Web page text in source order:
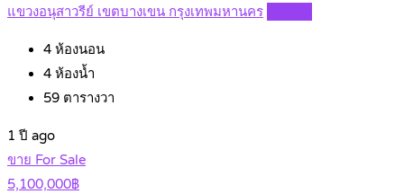
แขวงอนุสาวรีย์ เขตบางเขน กรุงเทพมหานคร
4 ห้องนอน
4 ห้องน้ำ
59 ตารางวา
1 ปี ago
ขาย For Sale
5,100,000฿